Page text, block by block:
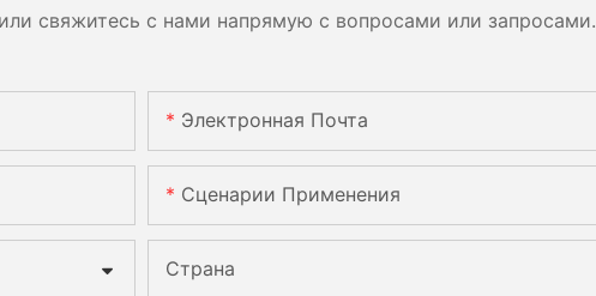
свяжитесь с нами напрямую с вопросами или запросами.
Электронная Почта
Сценарии Применения
Страна